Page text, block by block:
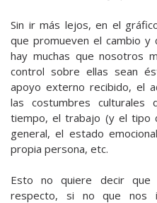
Sin ir más lejos, en el
que promueven el cambio y
hay muchas que nosotros
control sobre ellas sean
apoyo externo recibido, el
las costumbres
tiempo, el trabajo (y el tipo
general, el estado
propia persona, etc.
Esto no quiere decir que
respecto, si no que nos